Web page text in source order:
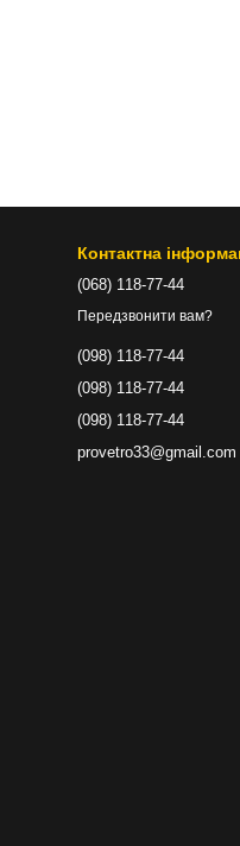
Контактна
(068) 118-77-44
Передзвонити вам?
(098) 118-77-44
(098) 118-77-44
(098) 118-77-44
provetro33@gmail.com